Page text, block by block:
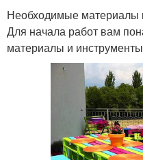
Необходимые материалы
Для начала работ вам
материалы и